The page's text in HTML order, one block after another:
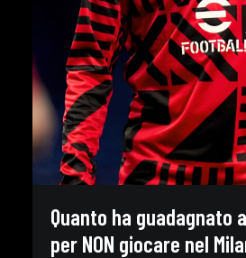
Quanto ha guadagnato
per NON giocare nel